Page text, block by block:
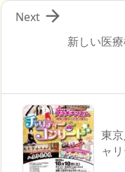
新しい医

Next
東
ャ